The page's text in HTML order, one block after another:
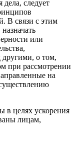
следует
В связи с этим
или
другими, о том,
при рассмотрении
на
целях ускорения
лицам,